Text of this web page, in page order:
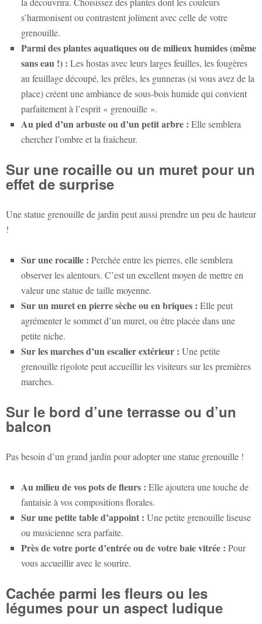
s’harmonisent ou contrastent joliment avec celle de votre
grenouille.
Parmi des plantes aquatiques ou de milieux humides (même
sans eau !) : Les hostas avec leurs larges feuilles, les fougères
au feuillage découpé, les prêles, les gunneras (si vous avez de la
place) créent une ambiance de sous-bois humide qui convient
parfaitement à l’esprit « grenouille ».
Au pied d’un arbuste ou d’un petit arbre : Elle semblera
chercher l’ombre et la fraîcheur.
Sur une rocaille ou un muret pour un
effet de surprise
Unestatue grenouille de jardin peut aussi prendre un peu de hauteur
!
Sur une rocaille : Perchée entre les pierres, elle semblera
observer les alentours. C’est un excellent moyen de mettre en
valeur une statue de taille moyenne.
Sur un muret en pierre sèche ou en briques : Elle peut
agrémenter le sommet d’un muret, ou être placée dans une
petite niche.
Sur les marches d’un escalier extérieur : Une petite
grenouille rigolote peut accueillir les visiteurs sur les premières
marches.
Sur le bord d’une terrasse ou d’un
balcon
Pas besoin d’un grand jardin pour adopter unestatue grenouille !
Au milieu de vos pots de fleurs : Elle ajoutera une touche de
fantaisie à vos compositions florales.
Sur une petite table d’appoint : Une petite grenouille liseuse
ou musicienne sera parfaite.
Près de votre porte d’entrée ou de votre baie vitrée : Pour
vous accueillir avec le sourire.
Cachée parmi les fleurs ou les
légumes pour un aspect ludique